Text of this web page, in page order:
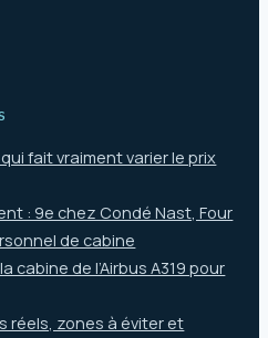
fait vraiment varier le prix
: 9e chez Condé Nast, Four
de cabine
cabine de l’Airbus A319 pour
réels, zones à éviter et